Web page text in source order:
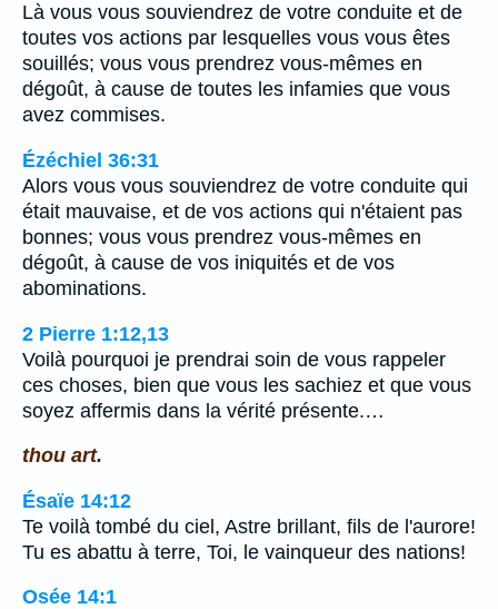
Là vous vous souviendrez de votre conduite et de
toutes vos actions par lesquelles vous vous êtes
souillés; vous vous prendrez vous-mêmes en
dégoût, à cause de toutes les infamies que vous
avez commises.
Ézéchiel 36:31
Alors vous vous souviendrez de votre conduite qui
était mauvaise, et de vos actions qui n'étaient pas
bonnes; vous vous prendrez vous-mêmes en
dégoût, à cause de vos iniquités et de vos
abominations.
2 Pierre 1:12,13
Voilà pourquoi je prendrai soin de vous rappeler
ces choses, bien que vous les sachiez et que vous
soyez affermis dans la vérité présente.…
thou art.
Ésaïe 14:12
Te voilà tombé du ciel, Astre brillant, fils de l'aurore!
Tu es abattu à terre, Toi, le vainqueur des nations!
Osée 14:1